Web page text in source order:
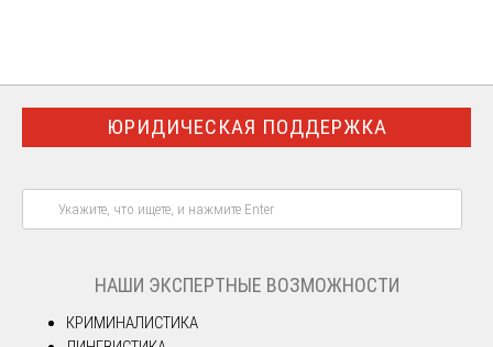
ЮРИДИЧЕСКАЯ ПОДДЕРЖКА
НАШИ ЭКСПЕРТНЫЕ ВОЗМОЖНОСТИ
КРИМИНАЛИСТИКА